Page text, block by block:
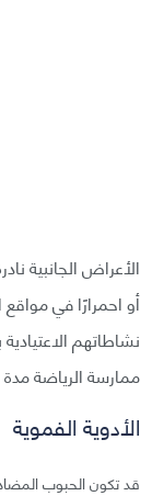
الأعراض الجانبية
أو احمرارًا في
نشاطاتهم
ممارسة الرياضة مدة 24 ساعة بعد العلاج.
الأدوية الفموية
قد تكون الحبوب